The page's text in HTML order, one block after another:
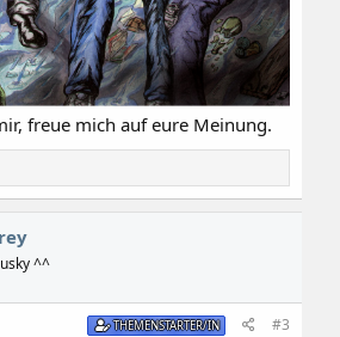
freue mich auf eure Meinung.
^^
THEMENSTARTER/IN #3